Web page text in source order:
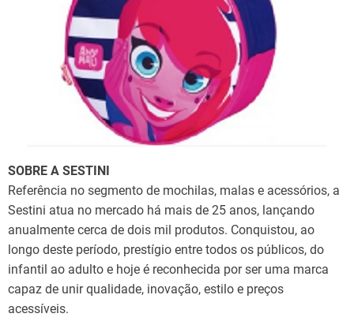
SOBRE A SESTINI
Referência no segmento de mochilas, malas e acessórios, a
Sestini atua no mercado há mais de 25 anos, lançando
anualmente cerca de dois mil produtos. Conquistou, ao
longo deste período, prestígio entre todos os públicos, do
infantil ao adulto e hoje é reconhecida por ser uma marca
capaz de unir qualidade, inovação, estilo e preços
acessíveis.